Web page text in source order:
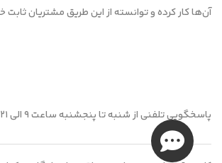
آن‌ها کار کرده و توانسته از این طریق مشتریان ثابت
پاسخگویی تلفنی از شنبه تا پنجشنبه ساعت 9 الی 21 | شماره تماس : 09216328449 |